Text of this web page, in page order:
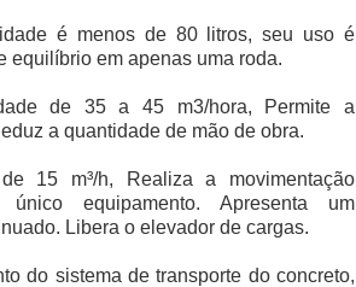
é menos de 80 litros, seu uso é
equilíbrio em apenas uma roda.
de 35 a 45 m3/hora, Permite a
a quantidade de mão de obra.
15 m³/h, Realiza a movimentação
equipamento. Apresenta um
Libera o elevador de cargas.
do sistema de transporte do concreto,